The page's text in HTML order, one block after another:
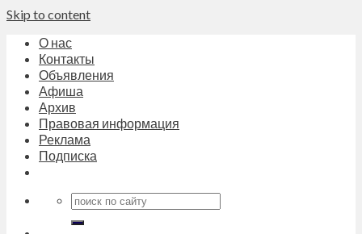
Skip to content
О нас
Контакты
Объявления
Афиша
Архив
Правовая информация
Реклама
Подписка